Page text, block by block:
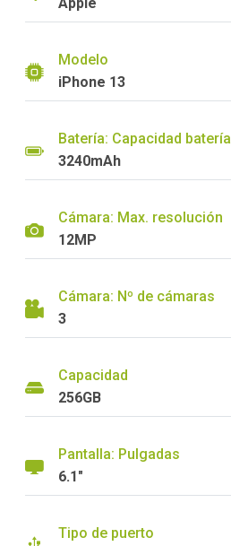
Modelo
iPhone 13
Batería: Capacidad batería
3240mAh
Cámara: Max. resolución
12MP
Cámara: Nº de cámaras
3
Capacidad
256GB
Pantalla: Pulgadas
6.1"
Tipo de puerto